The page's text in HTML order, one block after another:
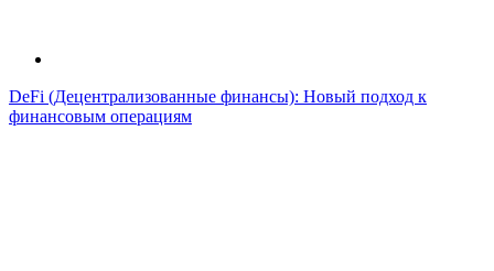
DeFi (Децентрализованные финансы): Новый подход к
финансовым операциям